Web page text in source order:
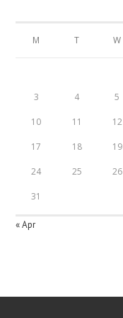
M T W
3 4 5
10 11 12
17 18 19
24 25 26
31
« Apr